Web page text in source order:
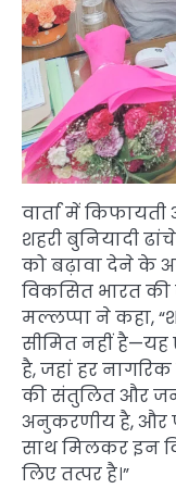
वार्ता में
शहरी बुनियादी
को बढ़ावा देने के
विकसित भारत की
मल्लप्पा ने कहा,
सीमित नहीं है—यह
है, जहां हर
की संतुलित और जन-
अनुकरणीय है, और
साथ मिलकर इन
लिए तत्पर है।”